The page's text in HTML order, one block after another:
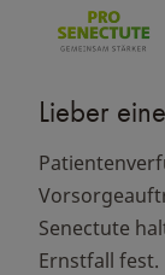
Lieber
Senectute
Ernstfall fest.